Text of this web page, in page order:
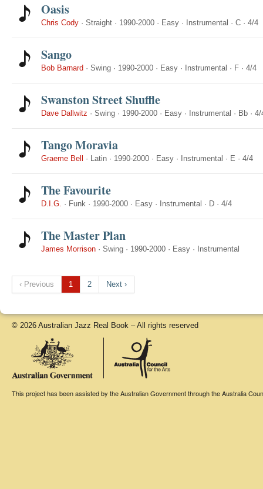
Oasis
Chris Cody · Straight · 1990-2000 · Easy · Instrumental · C · 4/4
Sango
Bob Barnard · Swing · 1990-2000 · Easy · Instrumental · F · 4/4
Swanston Street Shuffle
Dave Dallwitz · Swing · 1990-2000 · Easy · Instrumental · Bb · 4/
Tango Moravia
Graeme Bell · Latin · 1990-2000 · Easy · Instrumental · E · 4/4
The Favourite
D.I.G. · Funk · 1990-2000 · Easy · Instrumental · D · 4/4
The Master Plan
James Morrison · Swing · 1990-2000 · Easy · Instrumental
‹ Previous 1 2 Next ›
© 2026 Australian Jazz Real Book – All rights reserved
This project has been assisted by the Australian Government through the Australia